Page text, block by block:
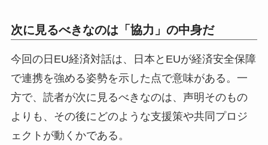
次に見るべきなのは「協力」の中身だ
今回の日EU経済対話は、日本とEUが経済安全保障
で連携を強める姿勢を示した点で意味がある。一
方で、読者が次に見るべきなのは、声明そのもの
よりも、その後にどのような支援策や共同プロジ
ェクトが動くかである。